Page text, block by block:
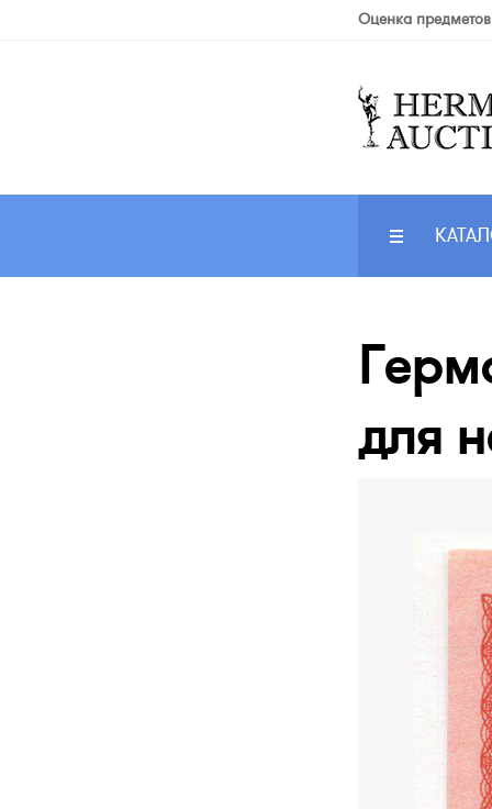
Оценка
для